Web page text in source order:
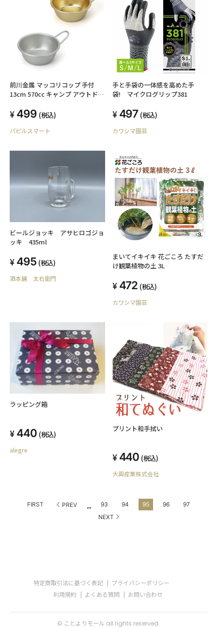
前川金属 マッコリコップ 手付
13cm 570cc キャンプ アウトドア
プ 499 (税込)
パピルスマート
手と手袋の一体感を高めた手
袋! マイクログリップ381
497 (税込)
カワシマ園芸
ビールジョッキ アサヒロゴジョ
ッキ 435ml
495 (税込)
酒本舗 太右衛門
まいてイキイキ 花ごころ たすだ
け観葉植物の土 3L
472 (税込)
カワシマ園芸
ラッピング箱
440 (税込)
alegre
プリント和手拭い
440 (税込)
大興産業株式会社
FIRST PREV ... 93 94 95 96
97
NEXT
特定商取引法に基づく表記
プライバシーポリシー
利用規約
よくある質問 お問い合わせ
© ことよりモール all rights reserved.